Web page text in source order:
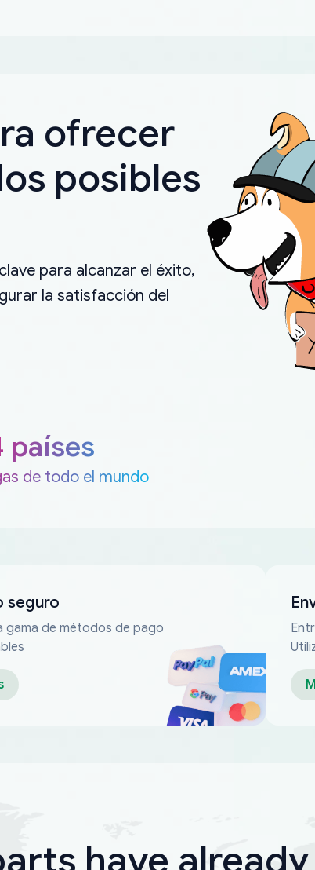
ofrecer
posibles
para alcanzar el éxito,
la satisfacción del
países
de todo el mundo
seguro
gama de métodos de pago
have